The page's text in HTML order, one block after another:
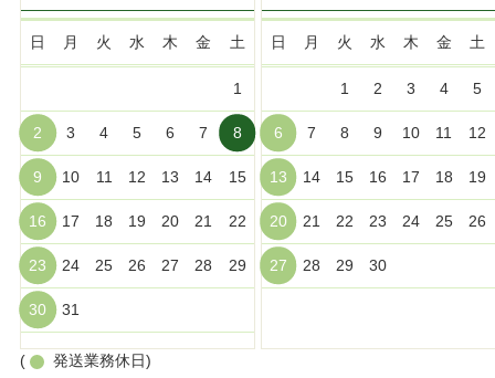
日 月 火 水 木 金 土
1
2 3 4 5 6 7 8
9 10 11 12 13 14 15
16 17 18 19 20 21 22
23 24 25 26 27 28 29
30 31
日 月 火 水 木 金 土
1 2 3 4 5
6 7 8 9 10 11 12
13 14 15 16 17 18 19
20 21 22 23 24 25 26
27 28 29 30
( 発送業務休日)